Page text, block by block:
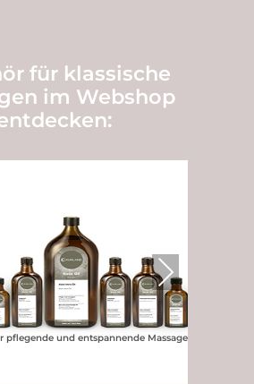
für klassische
im Webshop
pflegende und entspannende Massagen
Next